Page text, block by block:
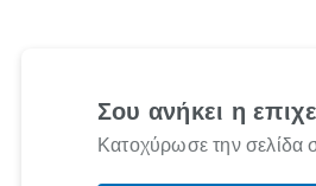
Σου ανήκει η
Κατοχύρωσε την σελίδα